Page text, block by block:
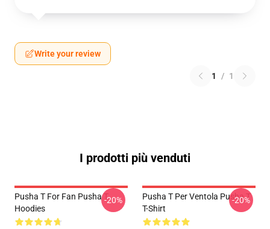
Write your review
1 / 1
I prodotti più venduti
Pusha T For Fan Pusha T
Hoodies
-20%
Pusha T Per Ventola Pusha T
T-Shirt
-20%